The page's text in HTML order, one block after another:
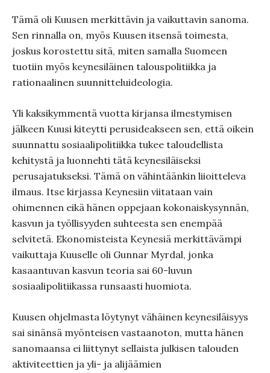
Tämä oli Kuusen merkittävin ja vaikuttavin sanoma.
Sen rinnalla on, myös Kuusen itsensä toimesta,
joskus korostettu sitä, miten samalla Suomeen
tuotiin myös keynesiläinen talouspolitiikka ja
rationaalinen suunnitteluideologia.
Yli kaksikymmentä vuotta kirjansa ilmestymisen
jälkeen Kuusi kiteytti perusideakseen sen, että oikein
suunnattu sosiaalipolitiikka tukee taloudellista
kehitystä ja luonnehti tätä keynesiläiseksi
perusajatukseksi. Tämä on vähintäänkin liioitteleva
ilmaus. Itse kirjassa Keynesiin viitataan vain
ohimennen eikä hänen oppejaan kokonaiskysynnän,
kasvun ja työllisyyden suhteesta sen enempää
selvitetä. Ekonomisteista Keynesiä merkittävämpi
vaikuttaja Kuuselle oli Gunnar Myrdal, jonka
kasaantuvan kasvun teoria sai 60-luvun
sosiaalipolitiikassa runsaasti huomiota.
Kuusen ohjelmasta löytynyt vähäinen keynesiläisyys
sai sinänsä myönteisen vastaanoton, mutta hänen
sanomaansa ei liittynyt sellaista julkisen talouden
aktiviteettien ja yli- ja alijäämien